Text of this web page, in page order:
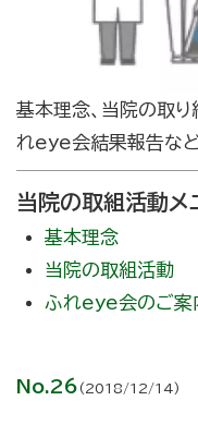
基本理念、当院の取り
れeye会結果報告など
当院の取組活動メ
基本理念
当院の取組活動
ふれeye会のご案
No.26(2018/12/14)